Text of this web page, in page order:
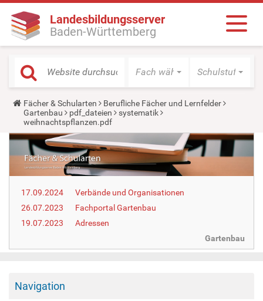
Landesbildungsserver
Baden-Württemberg
Fach wählen Schulstufe
Y
o
u
a
r
h
e
r
:
Fächer & Schularten
Berufliche Fächer und Lernfelder
Gartenbau
pdf_dateien
systematik
weihnachtspflanzen.pdf
17.09.2024
Verbände und Organisationen
26.07.2023
Fachportal Gartenbau
19.07.2023
Adressen
Gartenbau
Navigation